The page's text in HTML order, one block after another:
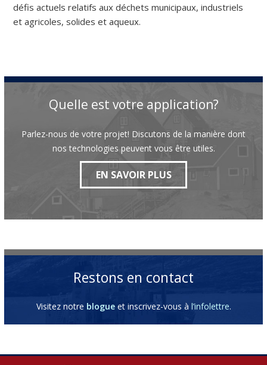
défis actuels relatifs aux déchets municipaux, industriels
et agricoles, solides et aqueux.
Quelle est votre application?
Parlez-nous de votre projet! Discutons de la manière dont
nos technologies peuvent vous être utiles.
EN SAVOIR PLUS
Restons en contact
Visitez notre blogueet inscrivez-vous à l’infolettre.